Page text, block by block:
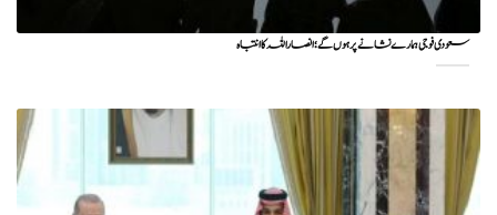
سعودی فوجی ہمارے نشانے پر ہوں گے؛ انصاراللہ کا انتباہ